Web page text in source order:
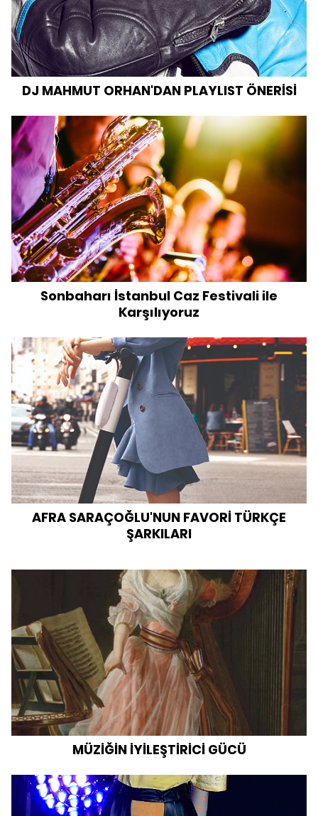
DJ MAHMUT ORHAN'DAN PLAYLIST ÖNERİSİ
Sonbaharı İstanbul Caz Festivali ile
Karşılıyoruz
AFRA SARAÇOĞLU'NUN FAVORİ TÜRKÇE
ŞARKILARI
MÜZİĞİN İYİLEŞTİRİCİ GÜCÜ